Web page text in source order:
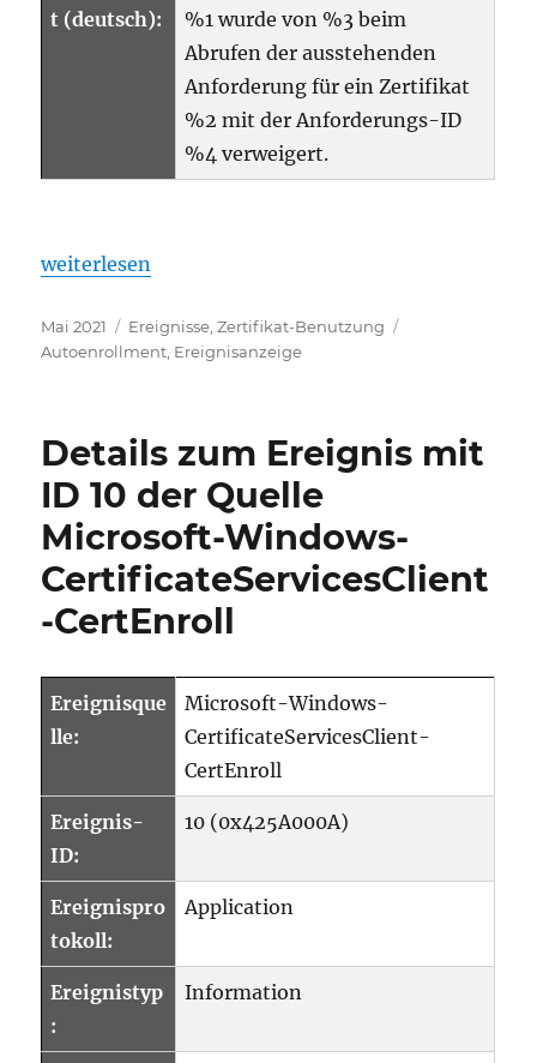
t (deutsch):
%1 wurde von %3 beim
Abrufen der ausstehenden
Anforderung für ein Zertifikat
%2 mit der Anforderungs-ID
%4 verweigert.
„Details zum Ereignis mit ID 9 der Quelle
weiterlesen
Veröffentlicht
am
Mai 2021 Kategorien
Ereignisse ,Zertifikat-Benutzung
Autoenrollment Ereignisanzeige
Details zum Ereignis mit
ID 10 der Quelle
Microsoft-Windows-
CertificateServicesClient
-CertEnroll
Ereignisque
lle:
Microsoft-Windows-
CertificateServicesClient-
CertEnroll
Ereignis-
ID:
10 (0x425A000A)
Ereignispro
tokoll:
Application
Ereignistyp
:
Information